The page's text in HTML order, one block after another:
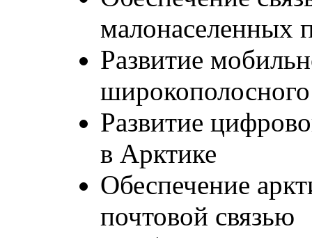
малонаселенных
Развитие
Развитие
в Арктике
Обеспечение
почтовой связью